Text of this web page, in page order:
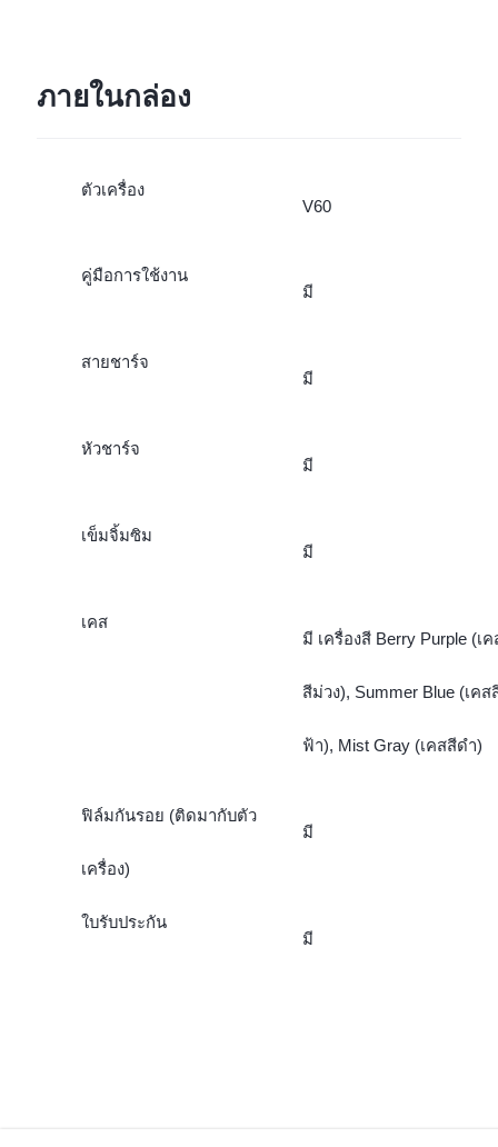
ภายในกล่อง
ตัวเครื่อง
V60
คู่มือการใช้งาน
มี
สายชาร์จ
มี
หัวชาร์จ
มี
เข็มจิ้มซิม
มี
เคส
มี เครื่องสี Berry Purple (เค
สีม่วง), Summer Blue (เคส
ฟ้า), Mist Gray (เคสสีดำ)
ฟิล์มกันรอย (ติดมากับตัว
เครื่อง)
มี
ใบรับประกัน
มี